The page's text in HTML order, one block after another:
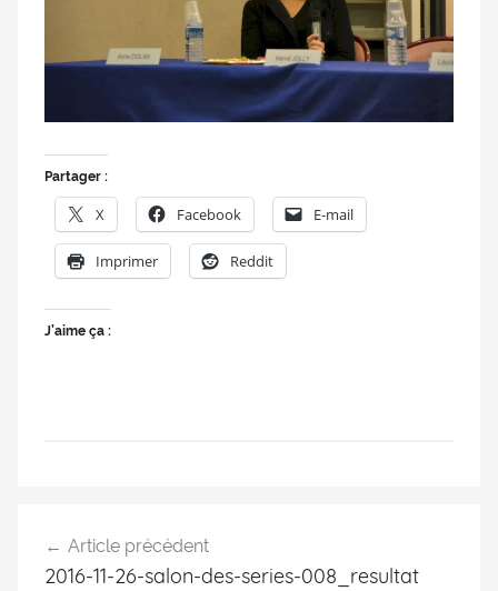
Rendez-
doublage
Partager :
X Facebook E-mail
Imprimer Reddit
J’aime ça :
Article précédent
2016-11-26-salon-des-series-008_resultat